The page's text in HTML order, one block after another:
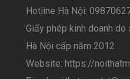
Hotline Hà Nội:
Giấy phép kinh doanh do
Hà Nội cấp năm 2012
Website: https://